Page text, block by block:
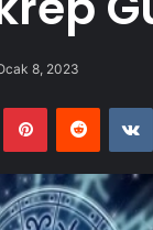
8, 2023
PinterestReddit